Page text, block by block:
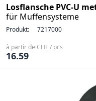
Losflansche PVC-U
für Muffensysteme
Produkt: 7217000
à partir de CHF / pcs
16.59